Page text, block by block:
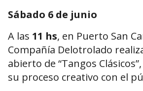
Sábado 6 de junio
A las 11 hs, en Puerto San
Compañía Delotrolado
abierto de “Tangos
su proceso creativo con el